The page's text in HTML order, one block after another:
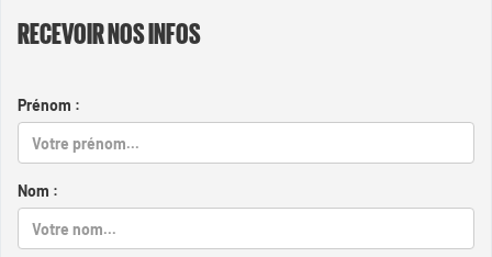
RECEVOIR NOS INFOS
Prénom :
Nom :